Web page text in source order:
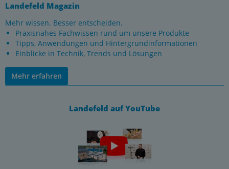
Landefeld Magazin
Mehr wissen. Besser entscheiden.
Praxisnahes Fachwissen rund um unsere Produkte
Tipps, Anwendungen und Hintergrundinformationen
Einblicke in Technik, Trends und Lösungen
Mehr erfahren
Landefeld auf YouTube